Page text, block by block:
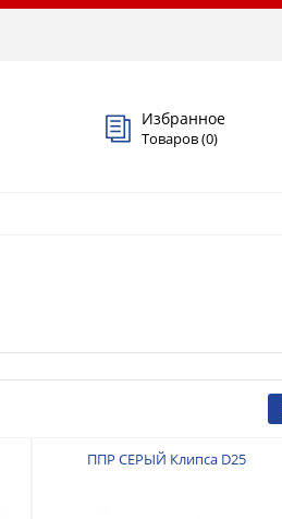
Избранное
Товаров (0)
ППР СЕРЫЙ Клипса D25